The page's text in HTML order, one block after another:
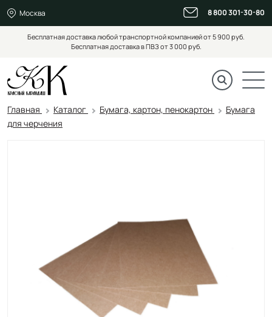
Москва 8 800 301-30-80
Бесплатная доставка любой транспортной компанией от 5 900 руб.
Бесплатная доставка в ПВЗ от 3 000 руб.
Главная Каталог Бумага, картон, пенокартон
Бумага
для черчения